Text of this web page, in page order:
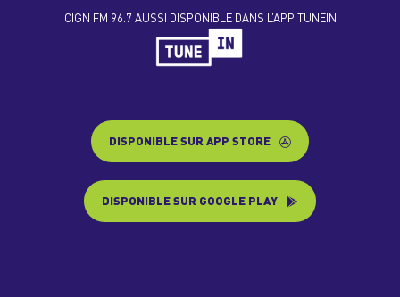
CIGN FM 96.7 AUSSI DISPONIBLE DANS L’APP TUNEIN
DISPONIBLE SUR APP STORE
DISPONIBLE SUR GOOGLE PLAY